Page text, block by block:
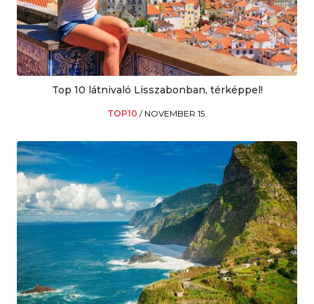
Top 10 látnivaló Lisszabonban, térképpel!
TOP10 / NOVEMBER 15.